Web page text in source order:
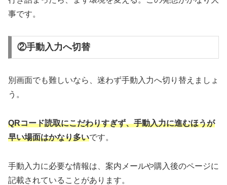
事です。
②手動入力へ切替
別画面でも難しいなら、迷わず手動入力へ切り替えましょ
う。
QRコード読取にこだわりすぎず、手動入力に進むほうが
早い場面はかなり多いです。
手動入力に必要な情報は、案内メールや購入後のページに
記載されていることがあります。